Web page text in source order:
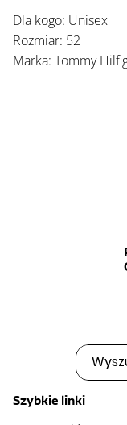
Dla kogo: Unisex
Rozmiar: 52
Marka: Tommy
Szybkie linki